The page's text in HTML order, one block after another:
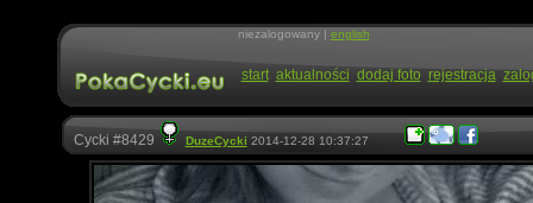
niezalogowany | english
start aktualności dodaj foto rejestracja
Cycki #8429 DuzeCycki 2014-12-28 10:37:27